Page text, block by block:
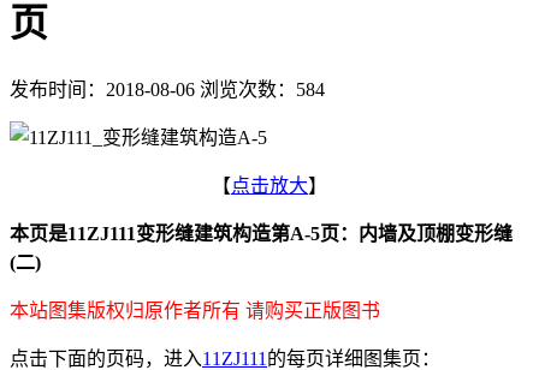
页
发布时间：2018-08-06 浏览次数：584
【点击放大】
本页是11ZJ111变形缝建筑构造第A-5页：内墙及顶棚变形缝
(二)
本站图集版权归原作者所有 请购买正版图书
点击下面的页码，进入11ZJ111 的每页详细图集页：